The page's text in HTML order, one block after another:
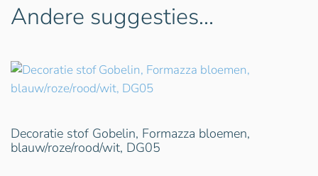
Andere suggesties…
Decoratie stof Gobelin, Formazza bloemen,
blauw/roze/rood/wit, DG05